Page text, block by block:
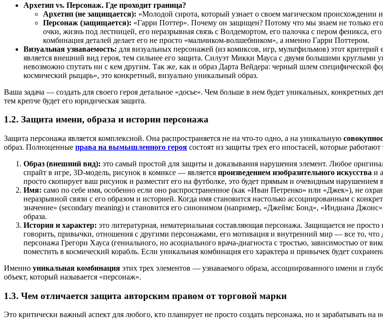
Архетип vs. Персонаж. Где проходит граница?
Архетип (не защищается): «Молодой сирота, который узнает о своем магическом происхождении
Персонаж (защищается): «Гарри Поттер». Почему он защищен? Потому что мы знаем не только
очки, жизнь под лестницей, его неразрывная связь с Волдемортом, его палочка с пером феникса,
комбинация деталей делает его не просто «мальчиком-волшебником», а именно Гарри Поттером.
Визуальная узнаваемость: для визуальных персонажей (из комиксов, игр, мультфильмов) этот
является внешний вид героя, тем сильнее его защита. Силуэт Микки Мауса с двумя большими
невозможно спутать ни с кем другим. Так же, как и образ Дарта Вейдера: черный шлем специфической
космический рыцарь», это конкретный, визуально уникальный образ.
Ваша задача — создать для своего героя детальное «досье». Чем больше в нем будет уникальных,
тем крепче будет его юридическая защита.
1.2. Защита имени, образа и истории персонажа
Защита персонажа является комплексной. Она распространяется не на что-то одно, а на уникальную
образ. Полноценные права на вымышленного героя состоят из защиты трех его ипостасей, которые
Образ (внешний вид): это самый простой для защиты и доказывания нарушения элемент. Любое
спрайт в игре, 3D-модель, рисунок в комиксе — является произведением изобразительного искусства и
просто скопирует ваш рисунок и разместит его на футболке, это будет прямым и очевидным нарушением
Имя: само по себе имя, особенно если оно распространенное (как «Иван Петренко» или «Джек»), не
неразрывной связи с его образом и историей. Когда имя становится настолько ассоциированным с
значение» (secondary meaning) и становится его синонимом (например, «Джеймс Бонд», «Индиана
образа.
История и характер: это литературная, нематериальная составляющая персонажа. Защищается не
говорить, привычки, отношения с другими персонажами, его мотивация и внутренний мир — все то,
персонажа Грегори Хауса (гениального, но асоциального врача-диагноста с тростью, зависимостью от
поместить в космический корабль. Если уникальная комбинация его характера и привычек будет
Именно уникальная комбинация этих трех элементов — узнаваемого образа, ассоциированного имени и
объект, который называется «персонаж».
1.3. Чем отличается защита авторским правом от торговой марки
Это критически важный аспект для любого, кто планирует не просто создать персонажа, но и зарабатывать